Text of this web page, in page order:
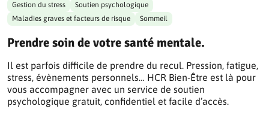
Gestion du stress
Soutien psychologique
Maladies graves et facteurs de risque
Sommeil
Prendre soin de votre santé mentale.
Il est parfois difficile de prendre du recul. Pression, fatigue,
stress, évènements personnels… HCR Bien-Être est là pour
vous accompagner avec un service de soutien
psychologique gratuit, confidentiel et facile d’accès.